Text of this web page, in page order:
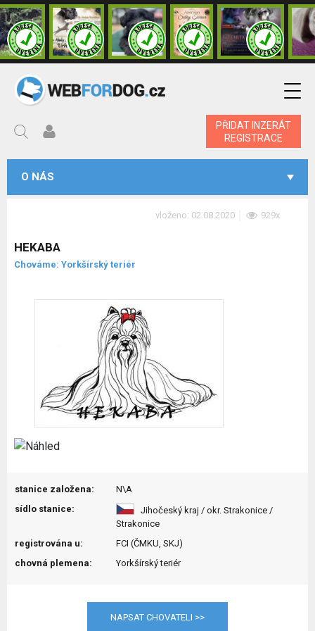
PŘIDAT INZERÁT
REGISTRACE
O NÁS
vloženo: 02.08.2020 929x
HEKABA
Chováme: Yorkšírský teriér
stanice založena:
N\A
sídlo stanice:
Jihočeský kraj / okr. Strakonice /
Strakonice
registrována u:
FCI (ČMKU, SKJ)
chovná plemena:
Yorkšírský teriér
NAPSAT CHOVATELI >>